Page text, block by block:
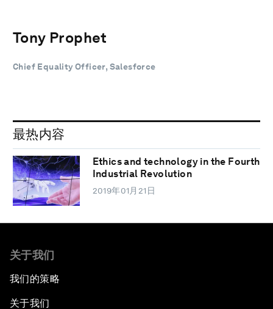
Tony Prophet
Chief Equality Officer, Salesforce
最热内容
Ethics and technology in the Fourth
Industrial Revolution
2019年01月21日
关于我们
我们的策略
关于我们